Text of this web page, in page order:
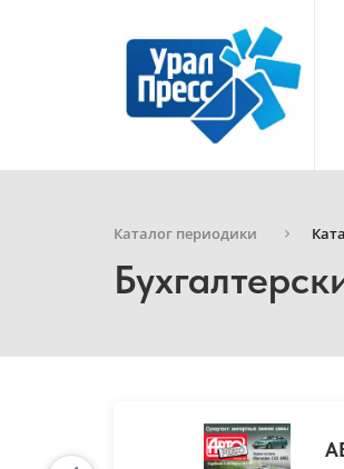
Каталог периодики